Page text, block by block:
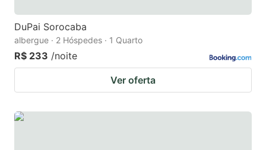
DuPai Sorocaba
albergue · 2 Hóspedes · 1 Quarto
R$ 233 /noite
Ver oferta